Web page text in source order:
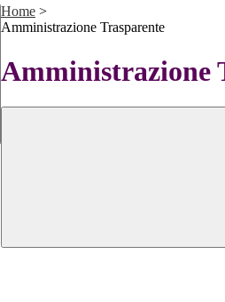
Home >
Amministrazione Trasparente
Amministrazione